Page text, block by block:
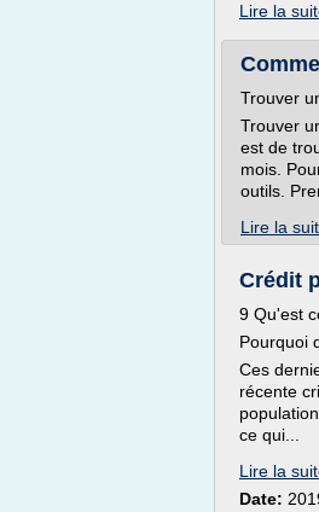
Lire la
Trouver
Trouver
est de
mois.
outils.
Lire la
Crédit
9 Qu'est
Pourquoi
Ces
récente
ce qui...
Lire la
Date: